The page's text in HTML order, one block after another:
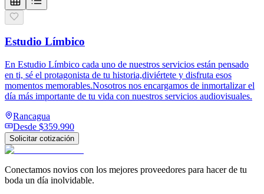
Estudio Límbico
En Estudio Límbico cada uno de nuestros servicios están pensado
en ti, sé el protagonista de tu historia,diviértete y disfruta esos
momentos memorables.Nosotros nos encargamos de inmortalizar el
día más importante de tu vida con nuestros servicios audiovisuales.
Rancagua
Desde $359.990
Solicitar cotización
Conectamos novios con los mejores proveedores para hacer de tu
boda un día inolvidable.